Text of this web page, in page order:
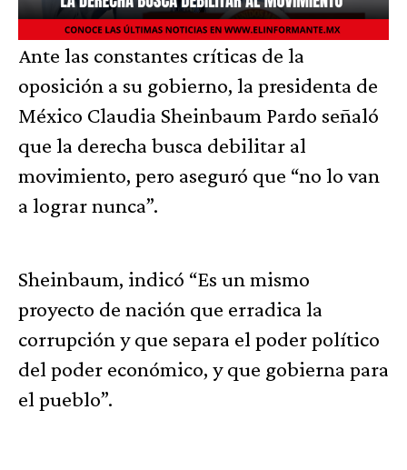
Ante las constantes críticas de la
oposición a su gobierno, la presidenta de
México Claudia Sheinbaum Pardo señaló
que la derecha busca debilitar al
movimiento, pero aseguró que “no lo van
a lograr nunca”.
Sheinbaum, indicó “Es un mismo
proyecto de nación que erradica la
corrupción y que separa el poder político
del poder económico, y que gobierna para
el pueblo”.